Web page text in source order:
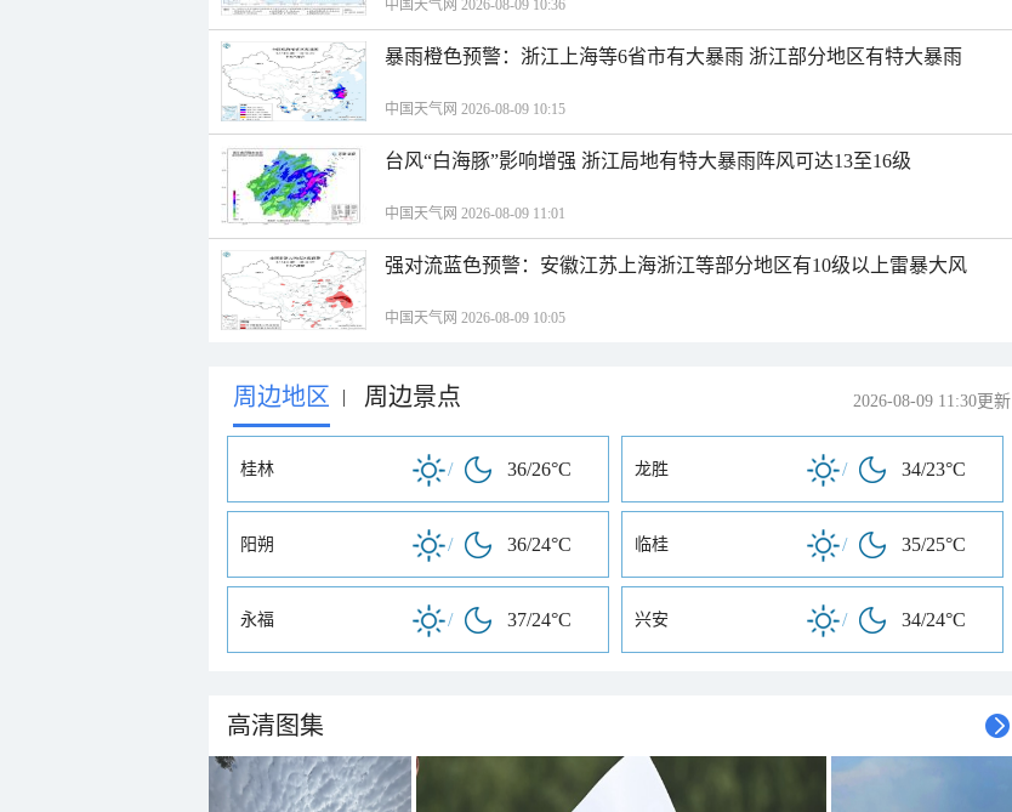
中国天气网 2026-08-09 10:36
暴雨橙色预警：浙江上海等6省市有大暴雨 浙江部分地区有特大暴雨
中国天气网 2026-08-09 10:15
台风“白海豚”影响增强 浙江局地有特大暴雨阵风可达13至16级
中国天气网 2026-08-09 11:01
强对流蓝色预警：安徽江苏上海浙江等部分地区有10级以上雷暴大风
中国天气网 2026-08-09 10:05
周边地区 | 周边景点 2026-08-09 11:30更新
桂林 / 36/26°C 龙胜 / 34/23°C
阳朔 / 36/24°C 临桂 / 35/25°C
永福 / 37/24°C 兴安 / 34/24°C
高清图集